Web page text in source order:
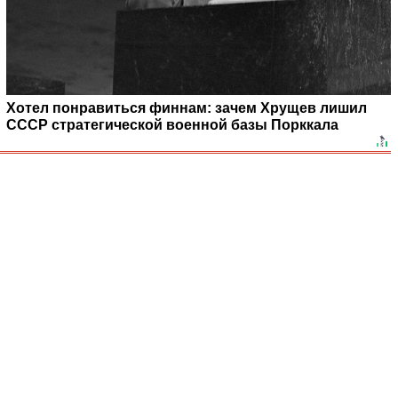
Хотел понравиться финнам: зачем Хрущев лишил
СССР стратегической военной базы Порккала